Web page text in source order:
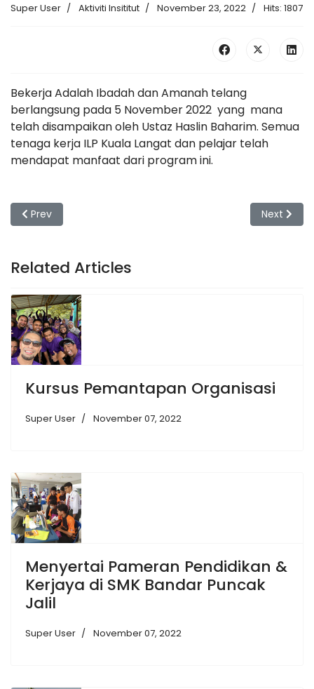
Super User Aktiviti Insititut November 23, 2022 Hits: 1807
Bekerja Adalah Ibadah dan Amanah telang
berlangsung pada 5 November 2022 yang mana
telah disampaikan oleh Ustaz Haslin Baharim. Semua
tenaga kerja ILP Kuala Langat dan pelajar telah
mendapat manfaat dari program ini.
Previous article: Bowling Santai ILPKLS 2022
Prev Next
Next
Related Articles
Kursus Pemantapan Organisasi
Super User November 07, 2022
Menyertai Pameran Pendidikan &
Kerjaya di SMK Bandar Puncak
Jalil
Super User November 07, 2022